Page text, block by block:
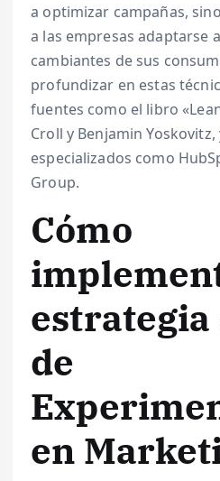
a optimizar campañas,
a las empresas adaptarse
cambiantes de sus
profundizar en estas
fuentes como el libro
Croll y Benjamin
especializados como
Group.
Cómo
de
en